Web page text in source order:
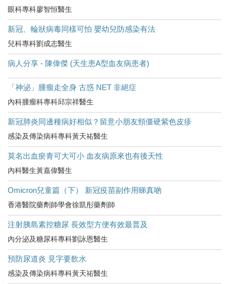
眼科專科廖智恒醫生
新冠、輪狀病毒同樣可怕 嬰幼兒防感染有法
兒科專科劉成志醫生
病人分享 - 陳偉傑 (天生患A型血友病患者)
「神泌」腫瘤走全身 古惑 NET 非絕症
內科腫瘤科專科邱宗祥醫生
新冠肺炎同邊種病好相似？留意小朋友頸僵硬紫色皮疹
感染及傳染病科專科黃天祐醫生
莫名出血瘀青可大可小 血友病原來也有後天性
內科醫生黃嘉偉醫生
Omicron兒童篇（下） 新冠疫苗副作用睇真啲
香港醫院藥劑師學會徐凱彤藥劑師
注射胰島素控糖尿 長效型方便有效最普及
內分泌及糖尿科專科劉詠恩醫生
預防尿道炎 見字要飲水
感染及傳染病科專科黃天祐醫生